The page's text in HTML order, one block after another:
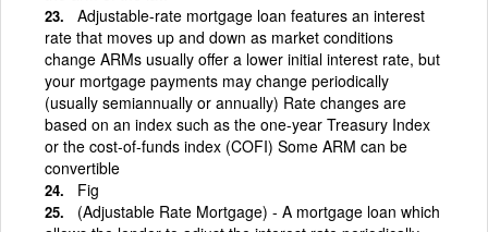
Adjustable-rate mortgage loan features an interest
rate that moves up and down as market conditions
change ARMs usually offer a lower initial interest rate, but
your mortgage payments may change periodically
(usually semiannually or annually) Rate changes are
based on an index such as the one-year Treasury Index
or the cost-of-funds index (COFI) Some ARM can be
convertible
Fig
(Adjustable Rate Mortgage) - A mortgage loan which